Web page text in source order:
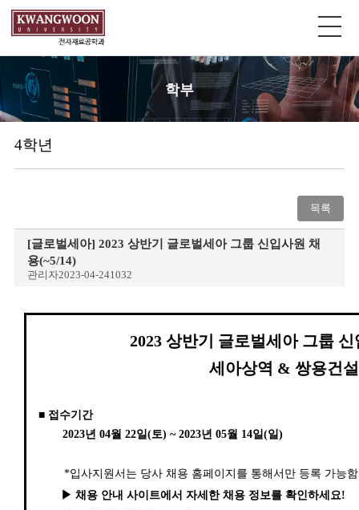
학부
4학년
목록
[글로벌세아] 2023 상반기 글로벌세아 그룹 신입사원 채
용(~5/14)
관리자2023-04-241032
2023 상반기 글로벌세아 그룹
세아상역 & 쌍용건설
■ 접수기간
2023년 04월 22일(토) ~ 2023년 05월 14일(일)
*입사지원서는 당사 채용 홈페이지를 통해서만 등록 가능함
▶ 채용 안내 사이트에서 자세한 채용 정보를 확인하세요!